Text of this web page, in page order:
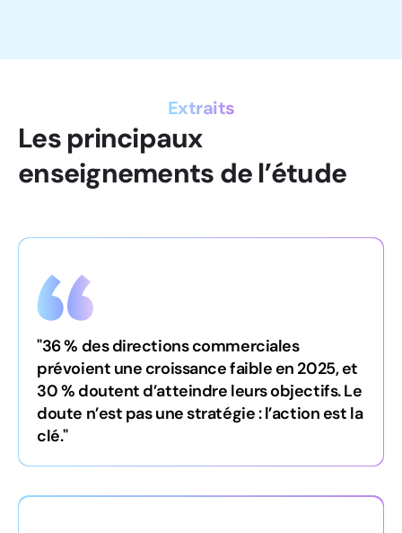
Extraits
Les principaux
enseignements de l’étude
"36 % des directions commerciales
prévoient une croissance faible en 2025, et
30 % doutent d’atteindre leurs objectifs. Le
doute n’est pas une stratégie : l’action est la
clé."